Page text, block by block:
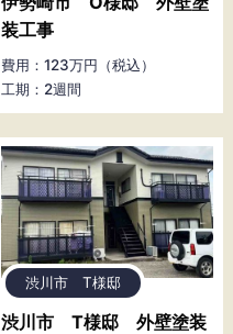
装工事
費用：123万円（税込）
工期：2週間
渋川市 T様邸
渋川市 T様邸 外壁塗装